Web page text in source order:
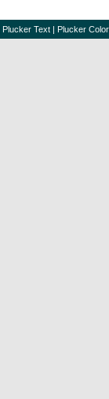
Plucker Text | Plucker Color